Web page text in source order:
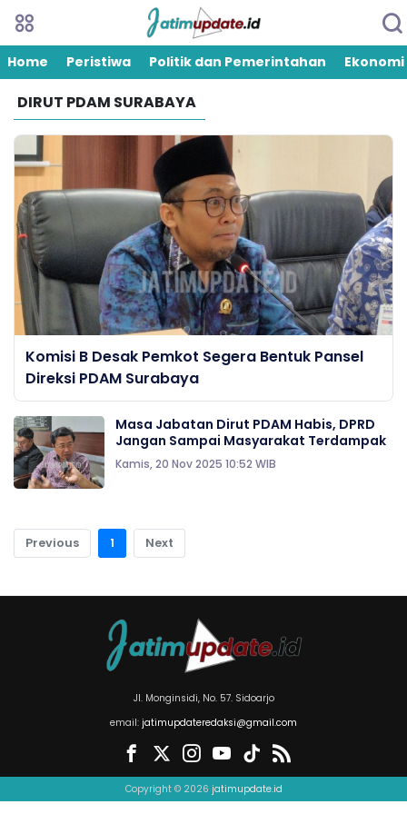
Home Peristiwa Politik dan Pemerintahan Ekonomi
DIRUT PDAM SURABAYA
Komisi B Desak Pemkot Segera Bentuk Pansel
Direksi PDAM Surabaya
Masa Jabatan Dirut PDAM Habis, DPRD
Jangan Sampai Masyarakat Terdampak
Kamis, 20 Nov 2025 10:52 WIB
Previous 1 Next
Jl. Monginsidi, No. 57. Sidoarjo
email: jatimupdateredaksi@gmail.com
Copyright © 2026 jatimupdate.id